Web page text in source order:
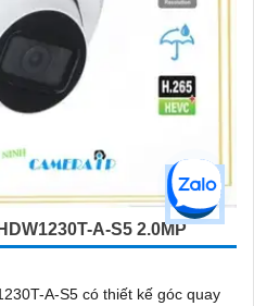
A-S5 2.0MP
A-S5 có thiết kế góc quay